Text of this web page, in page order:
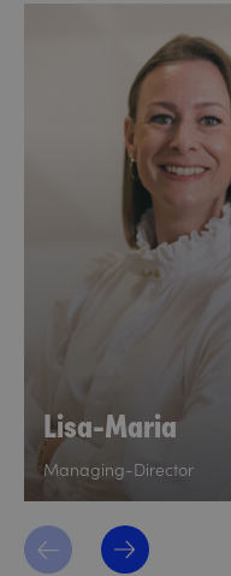
Lisa-Maria
Managing-Director